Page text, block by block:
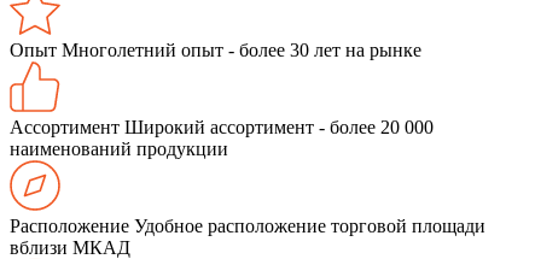
Опыт Многолетний опыт - более 30 лет на рынке
Ассортимент Широкий ассортимент - более 20 000
наименований продукции
Расположение Удобное расположение торговой площади
вблизи МКАД